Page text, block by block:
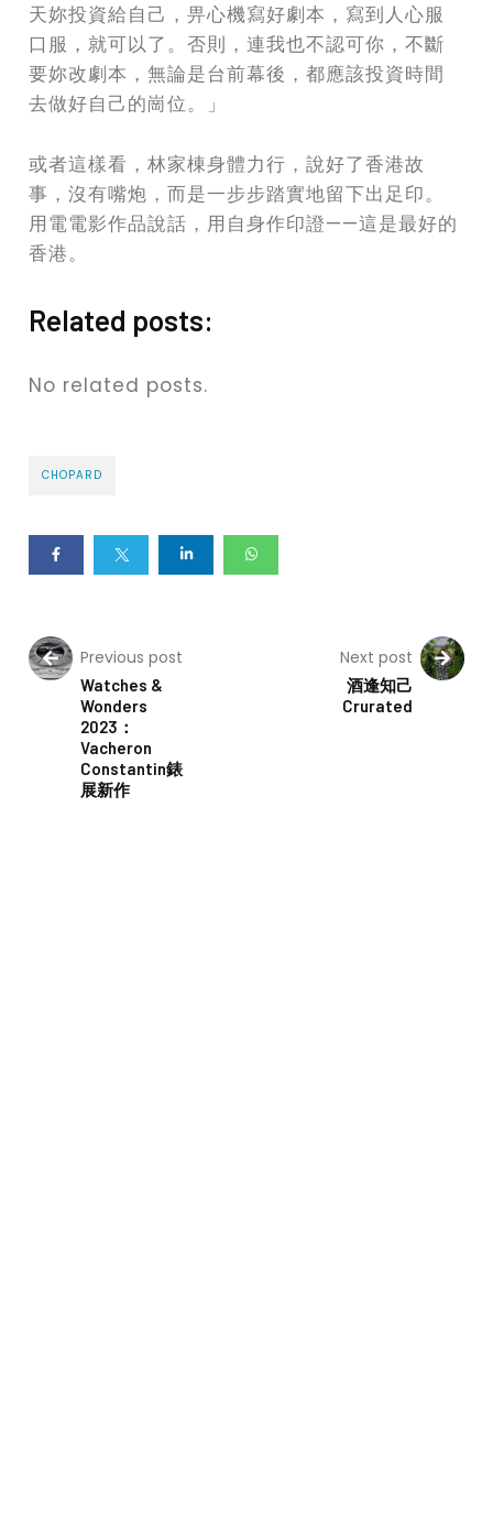
天妳投資給自己，畀心機寫好劇本，寫到人心服
口服，就可以了。否則，連我也不認可你，不斷
要妳改劇本，無論是台前幕後，都應該投資時間
去做好自己的崗位。」
或者這樣看，林家棟身體力行，說好了香港故
事，沒有嘴炮，而是一步步踏實地留下出足印。
用電電影作品說話，用自身作印證——這是最好的
香港。
Related posts:
No related posts.
CHOPARD
Previous post
Watches &
Wonders
2023：
Vacheron
Constantin錶
展新作
Next post
酒逢知己
Crurated